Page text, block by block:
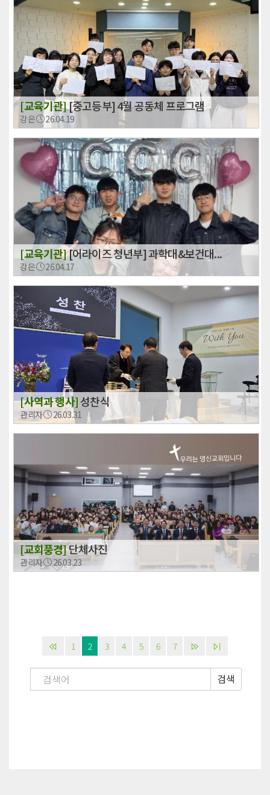
[교육기관][중고등부] 4월 공동체 프로그램
강은 26.04.19
[교육기관][어라이즈 청년부] 과학대&보건대...
강은 26.04.17
[사역과 행사]성찬식
관리자 26.03.31
[교회풍경]단체사진
관리자 26.03.23
1 2 3 4 5 6 7
검색